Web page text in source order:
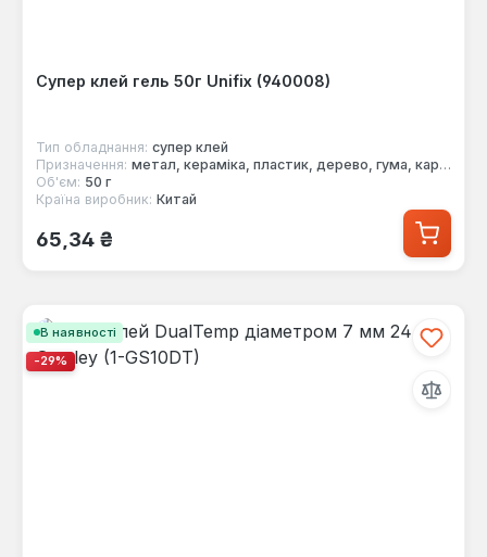
Супер клей гель 50г Unifix (940008)
Тип обладнання: супер клей
Призначення: метал, кераміка, пластик, дерево, гума, картон, скло
Об'єм: 50 г
Країна виробник: Китай
Звичайна ціна:
65,34 ₴
В наявності
-29%